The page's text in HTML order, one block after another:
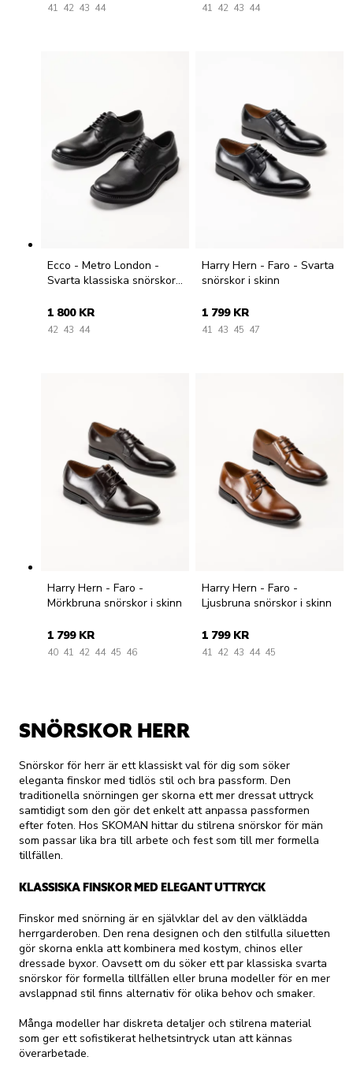
41 42 43 44 41 42 43 44
Ecco - Metro London -
Svarta klassiska snörskor i
1 800 KR
42 43 44
Harry Hern - Faro - Svarta
snörskor i skinn
1 799 KR
41 43 45 47
Harry Hern - Faro -
Mörkbruna snörskor i skinn
1 799 KR
40 41 42 44 45 46
Harry Hern - Faro -
Ljusbruna snörskor i skinn
1 799 KR
41 42 43 44 45
SNÖRSKOR HERR
Snörskor för herr är ett klassiskt val för dig som söker
eleganta finskor med tidlös stil och bra passform. Den
traditionella snörningen ger skorna ett mer dressat uttryck
samtidigt som den gör det enkelt att anpassa passformen
efter foten. Hos SKOMAN hittar du stilrena snörskor för män
som passar lika bra till arbete och fest som till mer formella
tillfällen.
KLASSISKA FINSKOR MED ELEGANT UTTRYCK
Finskor med snörning är en självklar del av den välklädda
herrgarderoben. Den rena designen och den stilfulla siluetten
gör skorna enkla att kombinera med kostym, chinos eller
dressade byxor. Oavsett om du söker ett par klassiska svarta
snörskor för formella tillfällen eller bruna modeller för en mer
avslappnad stil finns alternativ för olika behov och smaker.
Många modeller har diskreta detaljer och stilrena material
som ger ett sofistikerat helhetsintryck utan att kännas
överarbetade.